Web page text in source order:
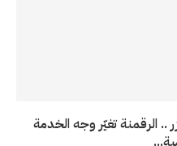
الرقمنة تغيّر وجه الخدمة